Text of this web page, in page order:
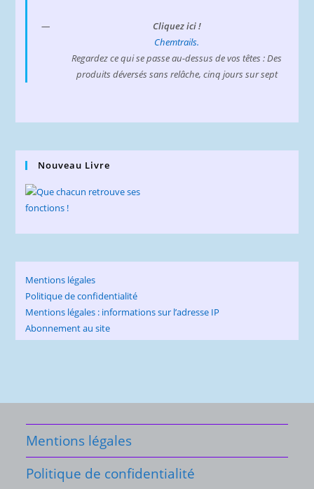
Cliquez ici !
Chemtrails.
Regardez ce qui se passe au-dessus de vos têtes : Des
produits déversés sans relâche, cinq jours sur sept
Nouveau Livre
Mentions légales
Politique de confidentialité
Mentions légales : informations sur l’adresse IP
Abonnement au site
Mentions légales
Politique de confidentialité